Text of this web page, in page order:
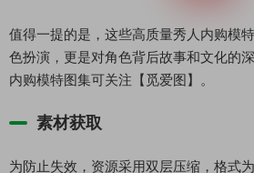
值得一提的是，这些高质量秀人内购模
色扮演，更是对角色背后故事和文化的
内购模特图集可关注【觅爱图】。
素材获取
为防止失效，资源采用双层压缩，格式为